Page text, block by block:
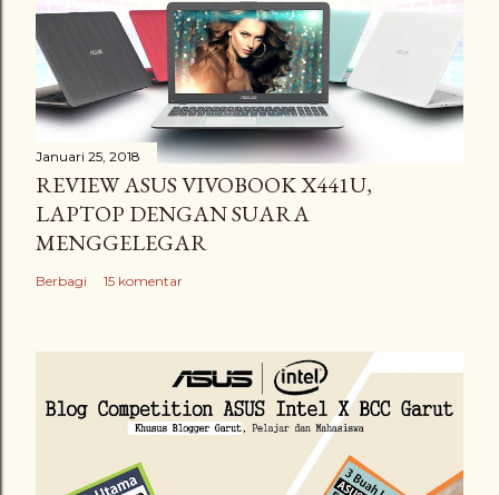
Januari 25, 2018
REVIEW ASUS VIVOBOOK X441U,
LAPTOP DENGAN SUARA
MENGGELEGAR
Berbagi 15 komentar